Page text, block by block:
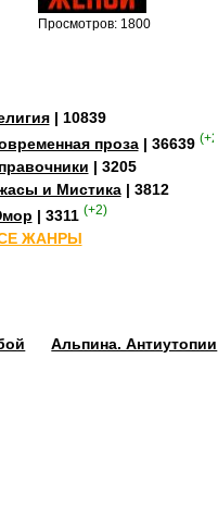
Просмотров: 1800
| 10839
проза| 36639 (+2)
| 3205
и Мистика| 3812
| 3311 (+2)
ЖАНРЫ
Альпина. Антиутопии